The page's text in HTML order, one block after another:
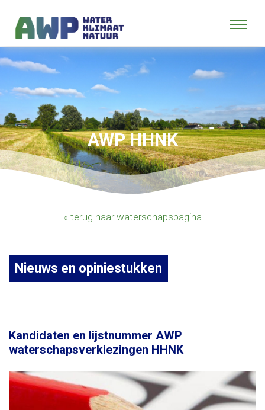
AWP HHNK
« terug naar waterschapspagina
Nieuws en opiniestukken
Kandidaten en lijstnummer AWP
waterschapsverkiezingen HHNK